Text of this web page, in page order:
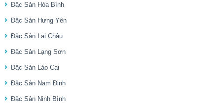
Đặc Sản Hòa Bình
Đặc Sản Hưng Yên
Đặc Sản Lai Châu
Đặc Sản Lạng Sơn
Đặc Sản Lào Cai
Đặc Sản Nam Định
Đặc Sản Ninh Bình